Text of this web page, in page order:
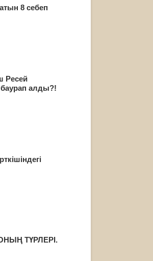
8 себеп
Ресей
алды?!
ТҮРЛЕРІ.